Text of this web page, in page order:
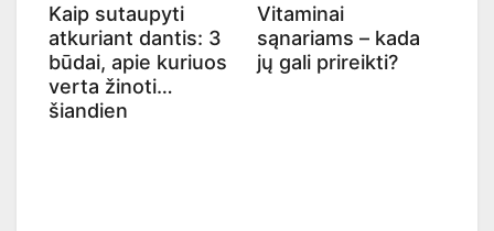
Kaip sutaupyti
atkuriant dantis: 3
būdai, apie kuriuos
verta žinoti
šiandien
Vitaminai
sąnariams – kada
jų gali prireikti?